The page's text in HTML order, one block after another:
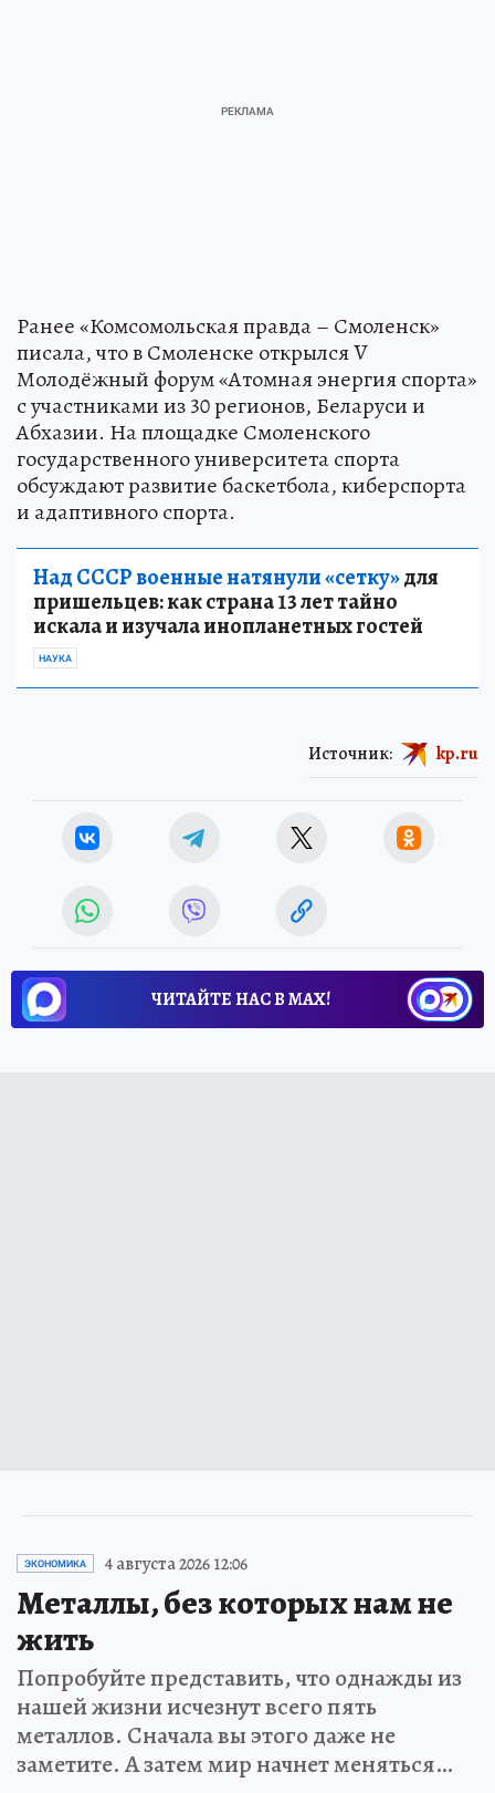
Ранее «Комсомольская правда – Смоленск»
писала, что в Смоленске открылся V
Молодёжный форум «Атомная энергия спорта»
с участниками из 30 регионов, Беларуси и
Абхазии. На площадке Смоленского
государственного университета спорта
обсуждают развитие баскетбола, киберспорта
и адаптивного спорта.
Над СССР военные натянули «сетку»для
пришельцев: как страна 13 лет тайно
искала и изучала инопланетных гостей
НАУКА
Источник: kp.ru
ЧИТАЙТЕ НАС В МАХ!
ЭКОНОМИКА 4 августа 2026 12:06
Металлы, без которых нам не
жить
Попробуйте представить, что однажды из
нашей жизни исчезнут всего пять
металлов. Сначала вы этого даже не
заметите. А затем мир начнет меняться…